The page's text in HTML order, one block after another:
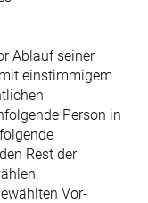
Ablauf seiner
einstimmigem
Person in
Rest der
Vor­